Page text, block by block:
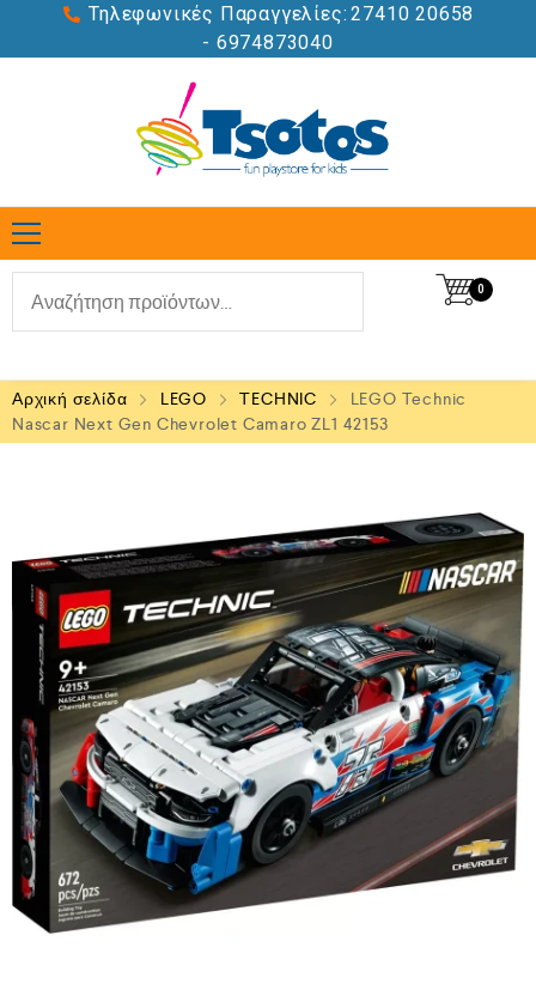
Τηλεφωνικές Παραγγελίες: 27410 20658
- 6974873040
0
Αρχική σελίδα LEGO TECHNIC
LEGO Technic
Nascar Next Gen Chevrolet Camaro ZL1 42153